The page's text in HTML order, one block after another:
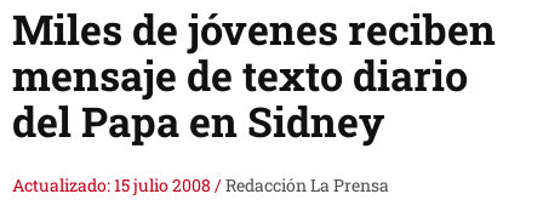
Miles de jóvenes reciben
mensaje de texto diario
del Papa en Sidney
Actualizado: 15 julio 2008 /Redacción La Prensa